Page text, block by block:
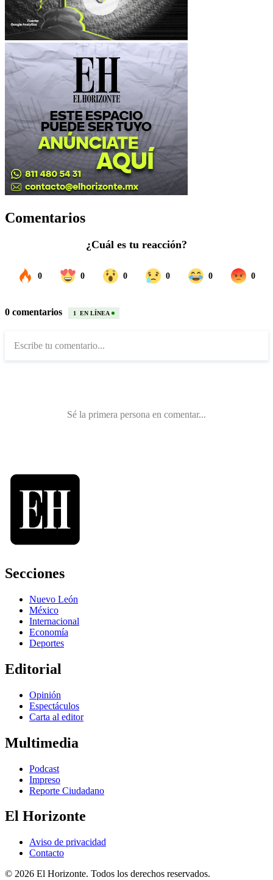
Comentarios
Secciones
Nuevo León
México
Internacional
Economía
Deportes
Editorial
Opinión
Espectáculos
Carta al editor
Multimedia
Podcast
Impreso
Reporte Ciudadano
El Horizonte
Aviso de privacidad
Contacto
© 2026 El Horizonte. Todos los derechos reservados.